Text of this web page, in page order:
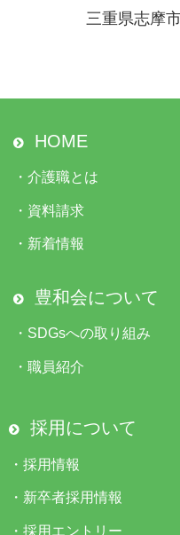
三重県志摩
HOME
・ 介護職とは
・ 資料請求
・ 新着情報
豊和会について
・ SDGsへの取り組み
・ 職員紹介
採用について
・ 採用情報
・ 新卒者採用情報
・ 採用エントリー